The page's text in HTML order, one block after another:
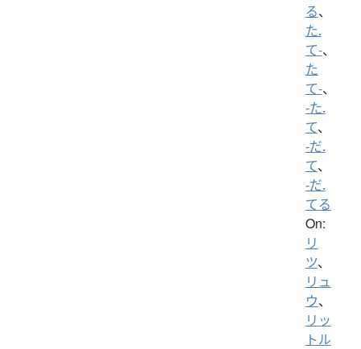
る、
た.
て-、
た
て-、
-た.
て、
-だ.
て、
-だ.
てる
On:
リ
ツ、
リュ
ウ、
リッ
トル